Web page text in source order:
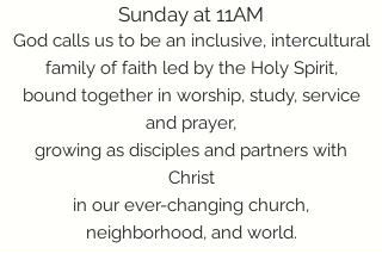
Sunday at 11AM
God calls us to be an inclusive, intercultural
family of faith led by the Holy Spirit,
bound together in worship, study, service
and prayer,
growing as disciples and partners with
Christ
in our ever-changing church,
neighborhood, and world.